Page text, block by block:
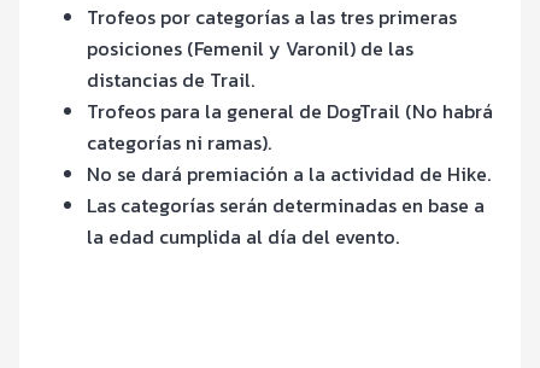
Trofeos por categorías a las tres primeras
posiciones (Femenil y Varonil) de las
distancias de Trail.
Trofeos para la general de DogTrail (No habrá
categorías ni ramas).
No se dará premiación a la actividad de Hike.
Las categorías serán determinadas en base a
la edad cumplida al día del evento.